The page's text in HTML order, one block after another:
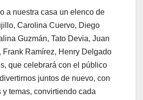
a nuestra casa un elenco de
Carolina Cuervo, Diego
Guzmán, Tato Devia, Juan
Frank Ramírez, Henry Delgado
que celebrará con el público
juntos de nuevo, con
y temas, convirtiendo cada